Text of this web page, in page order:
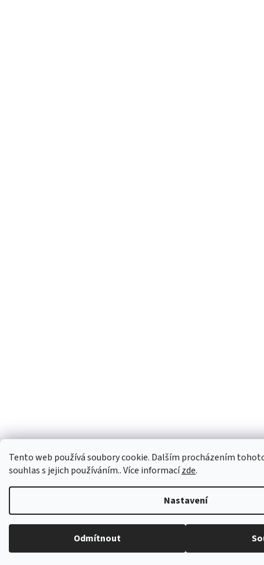
Tento web používá soubory cookie. Dalším procházením
souhlas s jejich používáním.. Více informacízde.
Nastavení
Odmítnout